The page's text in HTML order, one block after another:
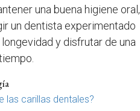
una buena higiene oral,
un dentista experimentado
y disfrutar de una
las carillas dentales?